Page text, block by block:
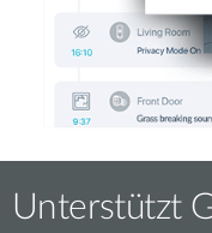
Unterstützt